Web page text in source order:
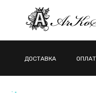
ДОСТАВКА